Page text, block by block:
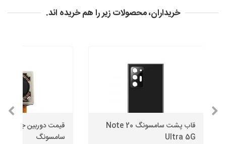
خریداران، محصولات زیر را هم خریده اند.
قاب پشت سامسونگ Note 20
Ultra 5G
سامسونگ